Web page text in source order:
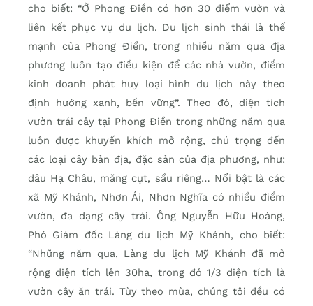
cho biết: “Ở Phong Điền có hơn 30 điểm vườn và
liên kết phục vụ du lịch. Du lịch sinh thái là thế
mạnh của Phong Điền, trong nhiều năm qua địa
phương luôn tạo điều kiện để các nhà vườn, điểm
kinh doanh phát huy loại hình du lịch này theo
định hướng xanh, bền vững”. Theo đó, diện tích
vườn trái cây tại Phong Điền trong những năm qua
luôn được khuyến khích mở rộng, chú trọng đến
các loại cây bản địa, đặc sản của địa phương, như:
dâu Hạ Châu, măng cụt, sầu riêng… Nổi bật là các
xã Mỹ Khánh, Nhơn Ái, Nhơn Nghĩa có nhiều điểm
vườn, đa dạng cây trái. Ông Nguyễn Hữu Hoàng,
Phó Giám đốc Làng du lịch Mỹ Khánh, cho biết:
“Những năm qua, Làng du lịch Mỹ Khánh đã mở
rộng diện tích lên 30ha, trong đó 1/3 diện tích là
vườn cây ăn trái. Tùy theo mùa, chúng tôi đều có